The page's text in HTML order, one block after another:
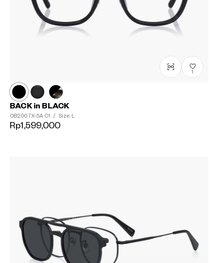
1
BACK in BLACK
OB2007X-5A C1 / Size: L
Rp1,599,000